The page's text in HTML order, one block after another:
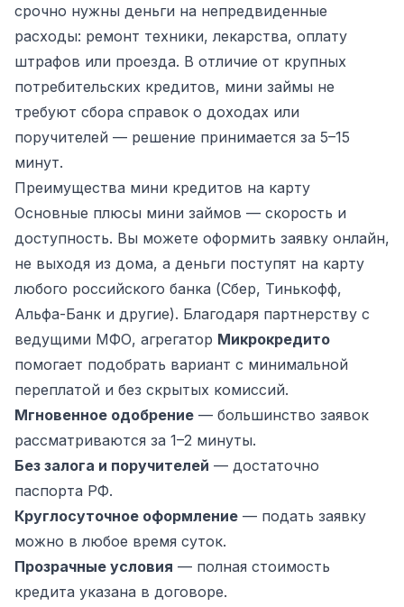
срочно нужны деньги на непредвиденные
расходы: ремонт техники, лекарства, оплату
штрафов или проезда. В отличие от крупных
потребительских кредитов, мини займы не
требуют сбора справок о доходах или
поручителей — решение принимается за 5–15
минут.
Преимущества мини кредитов на карту
Основные плюсы мини займов — скорость и
доступность. Вы можете оформить заявку онлайн,
не выходя из дома, а деньги поступят на карту
любого российского банка (Сбер, Тинькофф,
Альфа-Банк и другие). Благодаря партнерству с
ведущими МФО, агрегатор Микрокредито
помогает подобрать вариант с минимальной
переплатой и без скрытых комиссий.
Мгновенное одобрение — большинство заявок
рассматриваются за 1–2 минуты.
Без залога и поручителей — достаточно
паспорта РФ.
Круглосуточное оформление — подать заявку
можно в любое время суток.
Прозрачные условия — полная стоимость
кредита указана в договоре.